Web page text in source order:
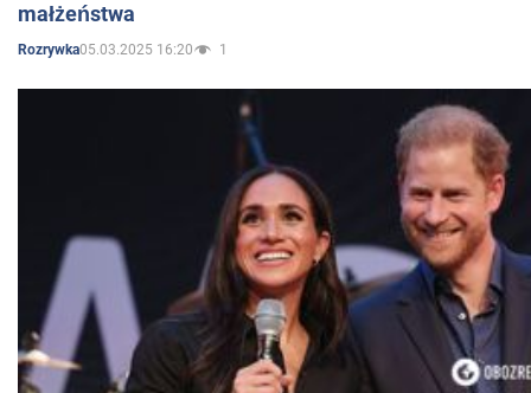
małżeństwa
Rozrywka05.03.2025 16:20 1